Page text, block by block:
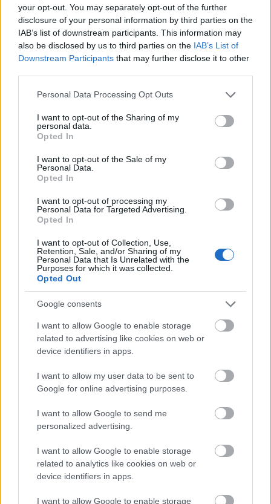
your opt-out. You may separately opt-out of the further
disclosure of your personal information by third parties on the
IAB’s list of downstream participants. This information may
also be disclosed by us to third parties on the IAB’s List of
Downstream Participants that may further disclose it to other
Please note that this website/app uses one or more Google
not limited to your visit or usage behaviour. You may click to
grant or deny consent to Google and its third-party tags to
use your data for below specified purposes in below Google
consent section.
Personal Data Processing Opt Outs
I want to opt-out of the Sharing of my
personal data.
Opted In
I want to opt-out of the Sale of my
Personal Data.
Opted In
I want to opt-out of processing my
Personal Data for Targeted Advertising.
Opted In
I want to opt-out of Collection, Use,
Retention, Sale, and/or Sharing of my
Personal Data that Is Unrelated with the
Purposes for which it was collected.
Opted Out
Google consents
I want to allow Google to enable storage
related to advertising like cookies on web or
device identifiers in apps.
I want to allow my user data to be sent to
Google for online advertising purposes.
I want to allow Google to send me
personalized advertising.
I want to allow Google to enable storage
related to analytics like cookies on web or
device identifiers in apps.
I want to allow Google to enable storage
ELEMZÉSEK 2026. júl. 22.
Vagyonvisszaszerzés: amikor a pénz
gyorsabban fut, mint a jog
ELEMZÉSEK 2026. júl. 21.